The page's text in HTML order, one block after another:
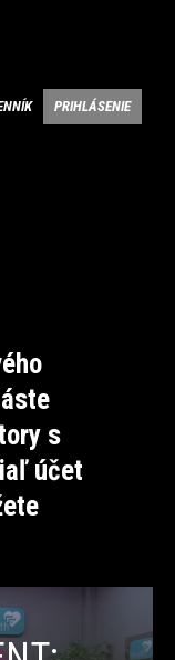
PRIHLÁSENIE
s
účet